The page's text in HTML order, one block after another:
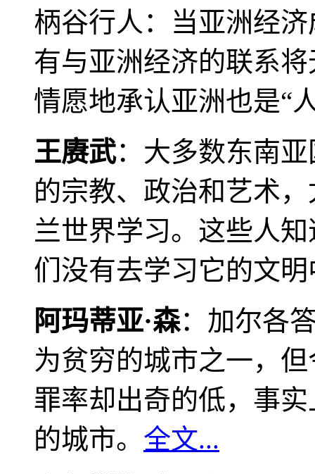
柄谷行人：当亚洲经
有与亚洲经济的联系
情愿地承认亚洲也是“
王赓武：大多数东南
的宗教、政治和艺术
兰世界学习。这些人
们没有去学习它的文
阿玛蒂亚·森：加尔各
为贫穷的城市之一，
罪率却出奇的低，事
的城市。 全文...